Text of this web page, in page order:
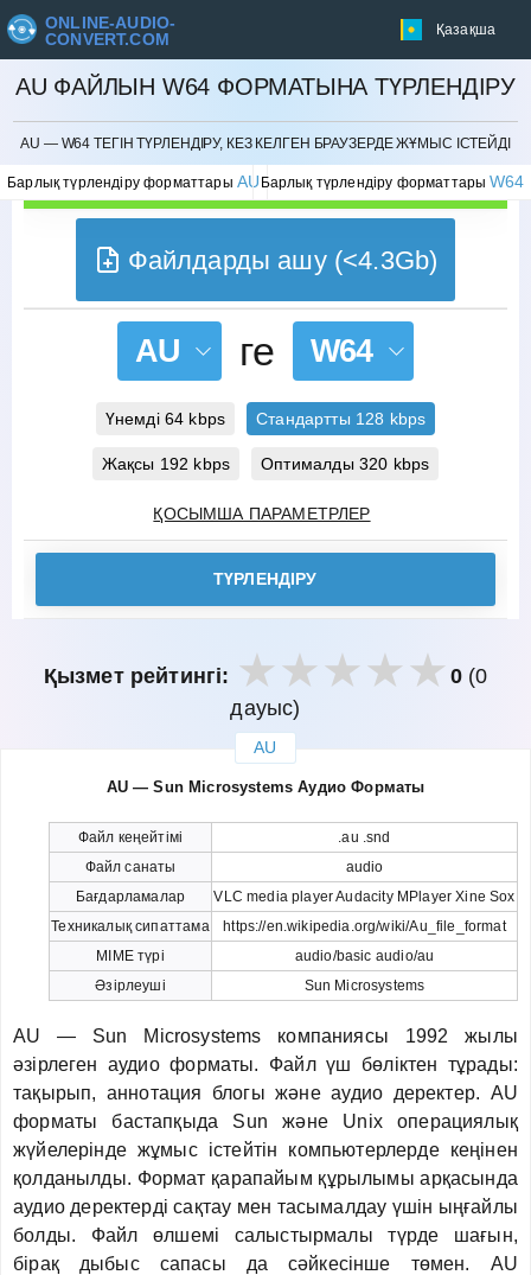
ONLINE-AUDIO-
CONVERT.COM
Қазақша
AU ФАЙЛЫН W64 ФОРМАТЫНА ТҮРЛЕНДІРУ
AU — W64 ТЕГІН ТҮРЛЕНДІРУ, КЕЗ КЕЛГЕН БРАУЗЕРДЕ ЖҰМЫС ІСТЕЙДІ
Барлық түрлендіру форматтары AU Барлық түрлендіру форматтарыW64
БОЛДЫРМАУ
Файлдарды ашу (<4.3Gb)
AU ге W64
Үнемді 64 kbps Стандартты 128 kbps
Жақсы 192 kbps Оптималды 320 kbps
ҚОСЫМША ПАРАМЕТРЛЕР
ТҮРЛЕНДІРУ
Қызмет рейтингі: 0(0
дауыс)
AU
AU — Sun Microsystems Аудио Форматы
Файл кеңейтімі
.au .snd
Файл санаты
audio
Бағдарламалар
VLC media player Audacity MPlayer Xine Sox
Техникалық сипаттама
https://en.wikipedia.org/wiki/Au_file_format
MIME түрі
audio/basic audio/au
Әзірлеуші
Sun Microsystems
AU — Sun Microsystems компаниясы 1992 жылы
әзірлеген аудио форматы. Файл үш бөліктен тұрады:
тақырып, аннотация блогы және аудио деректер. AU
форматы бастапқыда Sun және Unix операциялық
жүйелерінде жұмыс істейтін компьютерлерде кеңінен
қолданылды. Формат қарапайым құрылымы арқасында
аудио деректерді сақтау мен тасымалдау үшін ыңғайлы
болды. Файл өлшемі салыстырмалы түрде шағын,
бірақ дыбыс сапасы да сәйкесінше төмен. AU